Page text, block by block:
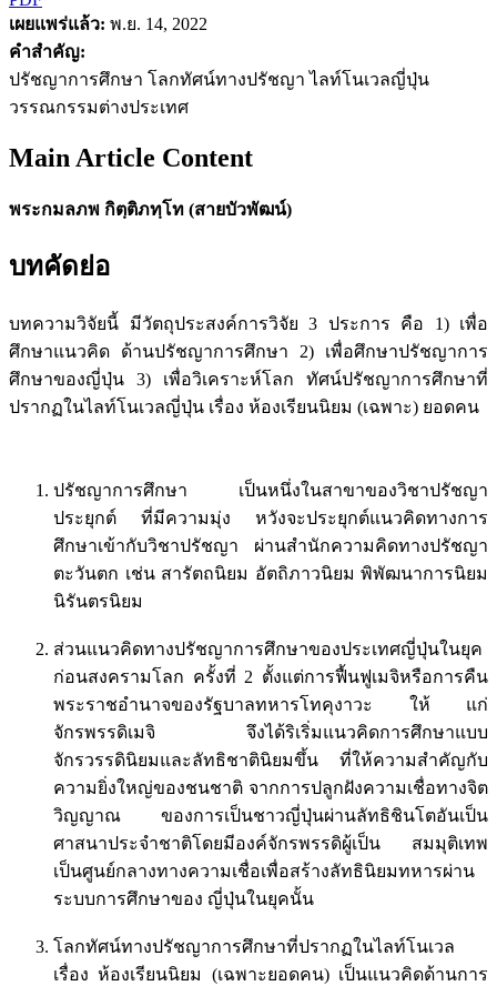
เผยแพร่แล้ว: พ.ย. 14, 2022
คำสำคัญ:
ปรัชญาการศึกษา โลกทัศน์ทางปรัชญา ไลท์โนเวลญี่ปุ่น
วรรณกรรมต่างประเทศ
Main Article Content
พระกมลภพ กิตฺติภทฺโท (สายบัวพัฒน์)
บทคัดย่อ
บทความวิจัยนี้ มีวัตถุประสงค์การวิจัย 3 ประการ คือ 1) เพื่อ
ศึกษาแนวคิด ด้านปรัชญาการศึกษา 2) เพื่อศึกษาปรัชญาการ
ศึกษาของญี่ปุ่น 3) เพื่อวิเคราะห์โลก ทัศน์ปรัชญาการศึกษาที่
ปรากฏในไลท์โนเวลญี่ปุ่น เรื่อง ห้องเรียนนิยม (เฉพาะ) ยอดคน
ปรัชญาการศึกษา เป็นหนึ่งในสาขาของวิชาปรัชญา
ประยุกต์ ที่มีความมุ่ง หวังจะประยุกต์แนวคิดทางการ
ศึกษาเข้ากับวิชาปรัชญา ผ่านสํานักความคิดทางปรัชญา
ตะวันตก เช่น สารัตถนิยม อัตถิภาวนิยม พิพัฒนาการนิยม
นิรันตรนิยม
ส่วนแนวคิดทางปรัชญาการศึกษาของประเทศญี่ปุ่นในยุค
ก่อนสงครามโลก ครั้งที่ 2 ตั้งแต่การฟื้นฟูเมจิหรือการคืน
พระราชอํานาจของรัฐบาลทหารโทคุงาวะ ให้ แก่
จักรพรรดิเมจิ จึงได้ริเริ่มแนวคิดการศึกษาแบบ
จักรวรรดินิยมและลัทธิชาตินิยมขึ้น ที่ให้ความสําคัญกับ
ความยิ่งใหญ่ของชนชาติ จากการปลูกฝังความเชื่อทางจิต
วิญญาณ ของการเป็นชาวญี่ปุ่นผ่านลัทธิชินโตอันเป็น
ศาสนาประจําชาติโดยมีองค์จักรพรรดิผู้เป็น สมมุติเทพ
เป็นศูนย์กลางทางความเชื่อเพื่อสร้างลัทธินิยมทหารผ่าน
ระบบการศึกษาของ ญี่ปุ่นในยุคนั้น
โลกทัศน์ทางปรัชญาการศึกษาที่ปรากฏในไลท์โนเวล
เรื่อง ห้องเรียนนิยม (เฉพาะยอดคน) เป็นแนวคิดด้านการ